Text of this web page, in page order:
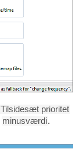
Tilsidesæt prioritet
minusværdi.